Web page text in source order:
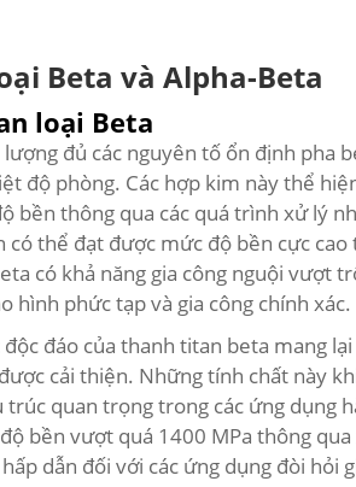
Beta và Alpha-Beta
loại Beta
đủ các nguyên tố ổn định pha
độ phòng. Các hợp kim này thể
bền thông qua các quá trình xử lý
thể đạt được mức độ bền cực cao
có khả năng gia công nguội vượt
hình phức tạp và gia công chính xác.
đáo của thanh titan beta mang
cải thiện. Những tính chất này
trúc quan trọng trong các ứng dụng
bền vượt quá 1400 MPa thông
dẫn đối với các ứng dụng đòi hỏi